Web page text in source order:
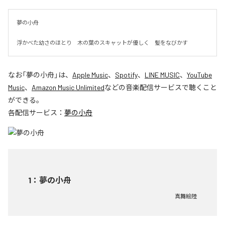
夢の小舟
浮かべた幼さのほとり　木の葉のスキャットが優しく　髪をなびかす
なお「夢の小舟」は、 Apple Music、 Spotify、 LINE MUSIC、 YouTube
Music、 Amazon Music Unlimitedなどの音楽配信サービスで聴くこと
ができる。
各配信サービス： 夢の小舟
1 ： 夢の小舟
真舞絵陸